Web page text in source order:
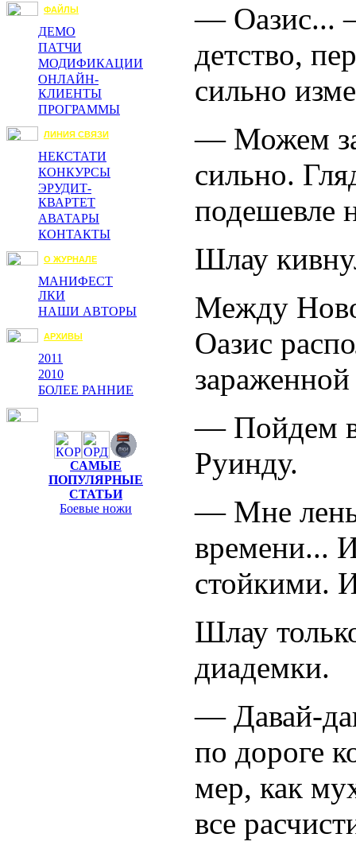
ФАЙЛЫ
ДЕМО
ПАТЧИ
МОДИФИКАЦИИ
ОНЛАЙН-
КЛИЕНТЫ
ПРОГРАММЫ
ЛИНИЯ СВЯЗИ
НЕКСТАТИ
КОНКУРСЫ
ЭРУДИТ-
КВАРТЕТ
АВАТАРЫ
КОНТАКТЫ
О ЖУРНАЛЕ
МАНИФЕСТ
ЛКИ
НАШИ АВТОРЫ
АРХИВЫ
2011
2010
БОЛЕЕ РАННИЕ
САМЫЕ
ПОПУЛЯРНЫЕ
СТАТЬИ
Боевые ножи
— Оазис...
детство,
сильно
— Можем
сильно.
подешевле
Шлау
Между
Оазис
— Пойдем
Руинду.
— Мне
времени...
стойкими.
Шлау
диадемки.
— Давай-
по дороге
мер, как
все